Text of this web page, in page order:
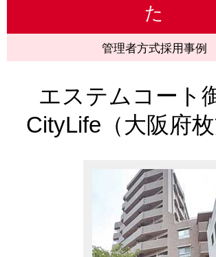
た
管理者方式採用事例
エステムコート
CityLife（大阪府枚